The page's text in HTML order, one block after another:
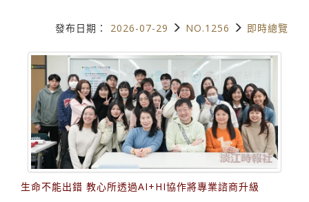
發布日期： 2026-07-29 NO.1256 即時總覽
生命不能出錯 教心所透過AI+HI協作將專業諮商升級